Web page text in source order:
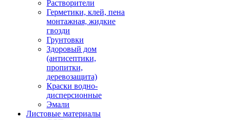
Растворители
Герметики, клей, пена
монтажная, жидкие
гвозди
Грунтовки
Здоровый дом
(антисептики,
пропитки,
деревозащита)
Краски водно-
дисперсионные
Эмали
Листовые материалы